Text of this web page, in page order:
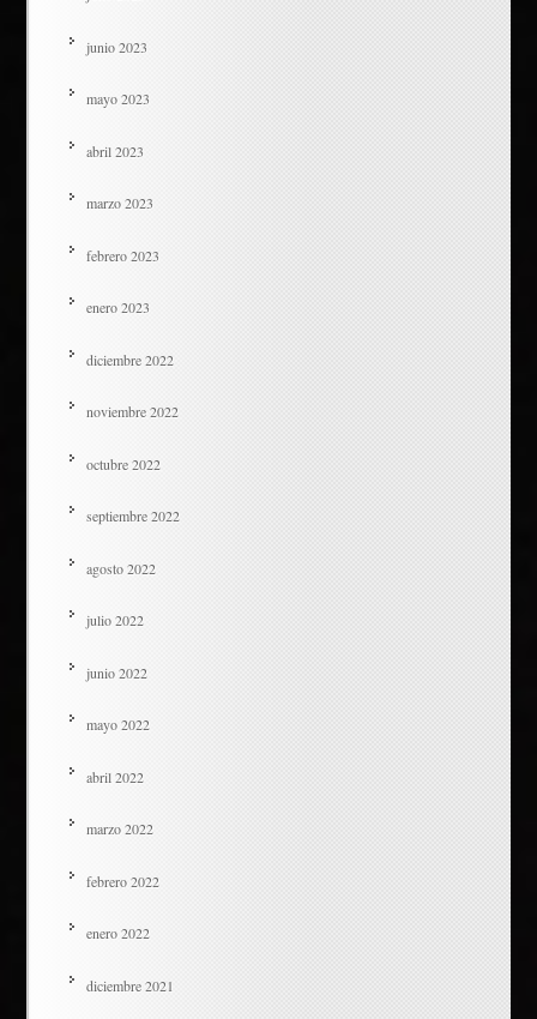
junio 2023
mayo 2023
abril 2023
marzo 2023
febrero 2023
enero 2023
diciembre 2022
noviembre 2022
octubre 2022
septiembre 2022
agosto 2022
julio 2022
junio 2022
mayo 2022
abril 2022
marzo 2022
febrero 2022
enero 2022
diciembre 2021